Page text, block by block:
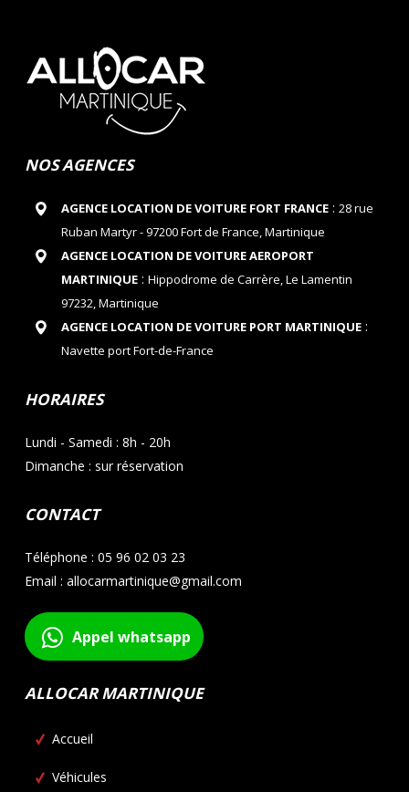
NOS AGENCES
AGENCE LOCATION DE VOITURE FORT FRANCE: 28 rue
Ruban Martyr - 97200 Fort de France, Martinique
AGENCE LOCATION DE VOITURE AEROPORT
MARTINIQUE: Hippodrome de Carrère, Le Lamentin
97232, Martinique
AGENCE LOCATION DE VOITURE PORT MARTINIQUE:
Navette port Fort-de-France
HORAIRES
Lundi - Samedi : 8h - 20h
Dimanche : sur réservation
CONTACT
Téléphone : 05 96 02 03 23
Email : allocarmartinique@gmail.com
Appel whatsapp
ALLOCAR MARTINIQUE
Accueil
Véhicules